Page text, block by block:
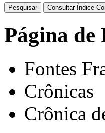
Página de
Fontes
Crônicas
Crônica